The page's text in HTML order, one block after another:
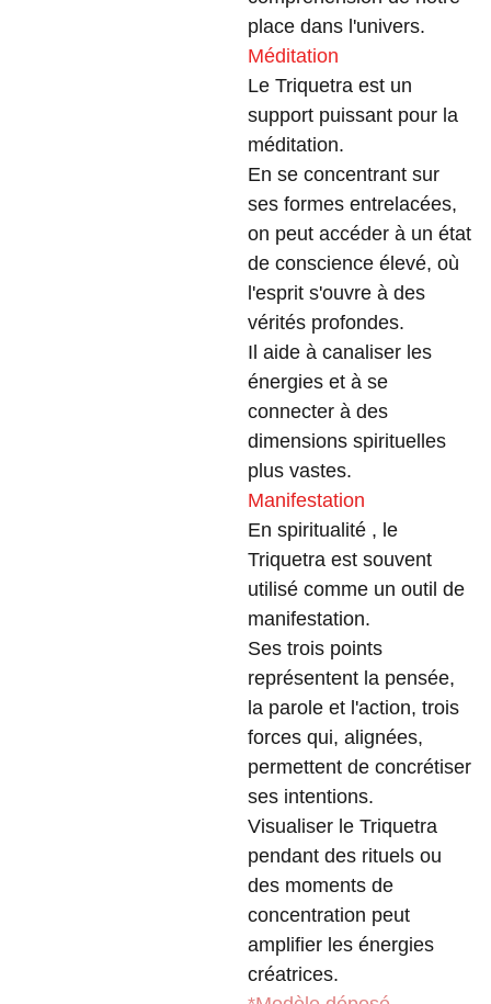
place dans l'univers.
Méditation
Le Triquetra est un
support puissant pour la
méditation.
En se concentrant sur
ses formes entrelacées,
on peut accéder à un état
de conscience élevé, où
l'esprit s'ouvre à des
vérités profondes.
Il aide à canaliser les
énergies et à se
connecter à des
dimensions spirituelles
plus vastes.
Manifestation
En spiritualité , le
Triquetra est souvent
utilisé comme un outil de
manifestation.
Ses trois points
représentent la pensée,
la parole et l'action, trois
forces qui, alignées,
permettent de concrétiser
ses intentions.
Visualiser le Triquetra
pendant des rituels ou
des moments de
concentration peut
amplifier les énergies
créatrices.